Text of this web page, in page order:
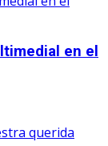
en el